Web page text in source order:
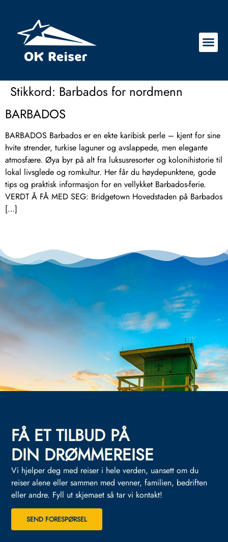
Stikkord: Barbados for nordmenn
BARBADOS
BARBADOS Barbados er en ekte karibisk perle – kjent for sine
hvite strender, turkise laguner og avslappede, men elegante
atmosfære. Øya byr på alt fra luksusresorter og kolonihistorie til
lokal livsglede og romkultur. Her får du høydepunktene, gode
tips og praktisk informasjon for en vellykket Barbados-ferie.
VERDT Å FÅ MED SEG: Bridgetown Hovedstaden på Barbados
[…]
FÅ ET TILBUD PÅ
DIN DRØMMEREISE
Vi hjelper deg med reiser i hele verden, uansett om du
reiser alene eller sammen med venner, familien, bedriften
eller andre. Fyll ut skjemaet så tar vi kontakt!
SEND FORESPØRSEL